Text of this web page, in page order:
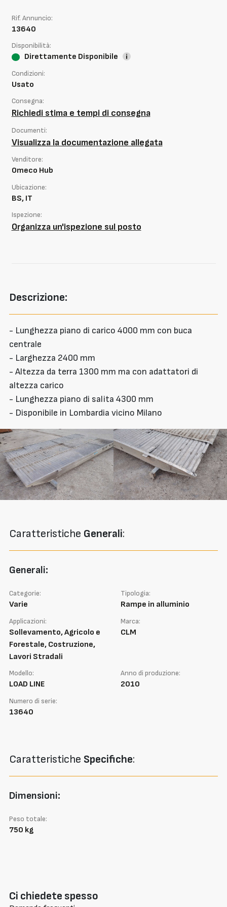
Descrizione:
- Lunghezza piano di carico 4000 mm con buca
centrale
- Larghezza 2400 mm
- Altezza da terra 1300 mm ma con adattatori di
altezza carico
- Lunghezza piano di salita 4300 mm
- Disponibile in Lombardia vicino Milano
Caratteristiche Generali:
Generali:
Categorie:
Varie
Tipologia:
Rampe in alluminio
Applicazioni:
Sollevamento, Agricolo e
Forestale, Costruzione,
Lavori Stradali
Marca:
CLM
Modello:
LOAD LINE
Anno di produzione:
2010
Numero di serie:
13640
Caratteristiche Specifiche:
Dimensioni:
Peso totale:
750 kg
Ci chiedete spesso
Rif. Annuncio:
13640
Disponibilità:
Direttamente Disponibile
Condizioni:
Usato
Consegna:
Richiedi stima e tempi di consegna
Documenti:
Visualizza la documentazione allegata
Venditore:
Omeco Hub
Ubicazione:
BS, IT
Ispezione:
Organizza un'ispezione sul posto